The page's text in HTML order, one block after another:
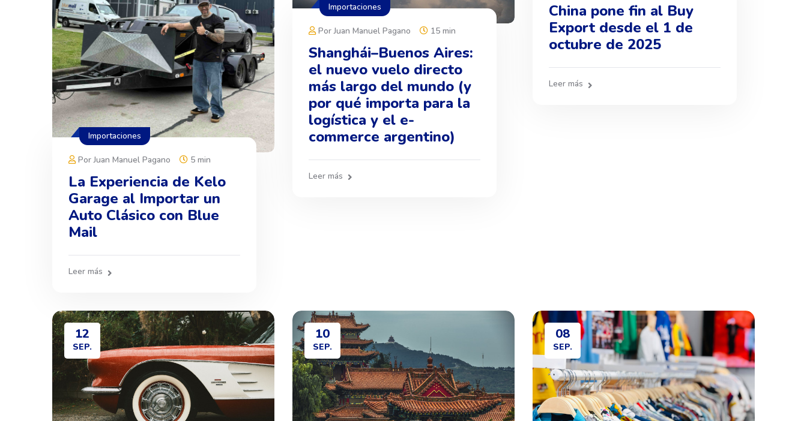
Por Juan Manuel Pagano 5 min
La Experiencia de Kelo
Garage al Importar un
Auto Clásico con Blue
Mail
Leer más
Importaciones
Por Juan Manuel Pagano 15 min
Shanghái–Buenos Aires:
el nuevo vuelo directo
más largo del mundo (y
por qué importa para la
logística y el e-
commerce argentino)
Leer más
Importaciones
China pone fin al Buy
Export desde el 1 de
octubre de 2025
Leer más
12
SEP.
10
SEP.
08
SEP.